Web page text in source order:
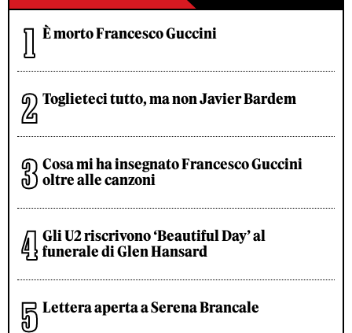
È morto Francesco Guccini
Toglieteci tutto, ma non Javier Bardem
Cosa mi ha insegnato Francesco Guccini
oltre alle canzoni
Gli U2 riscrivono ‘Beautiful Day’ al
funerale di Glen Hansard
Lettera aperta a Serena Brancale